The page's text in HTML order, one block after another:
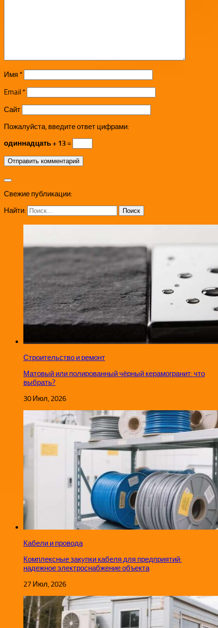
Имя *
Email *
Сайт
Пожалуйста, введите ответ цифрами:
одиннадцать + 13 =
Свежие публикации:
Найти:
Строительство и ремонт
Матовый или полированный чёрный керамогранит: что
выбрать?
30 Июл, 2026
Кабели и провода
Комплексные закупки кабеля для предприятий:
надежное электроснабжение объекта
27 Июл, 2026